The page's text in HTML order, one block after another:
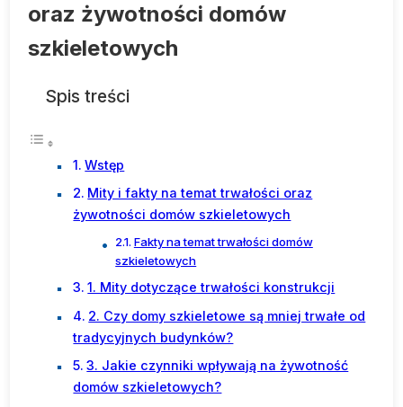
oraz żywotności domów
szkieletowych
Spis treści
Wstęp
Mity i fakty na temat trwałości oraz
żywotności domów szkieletowych
Fakty na temat trwałości domów
szkieletowych
1. Mity dotyczące trwałości konstrukcji
2. Czy domy szkieletowe są mniej trwałe od
tradycyjnych budynków?
3. Jakie czynniki wpływają na żywotność
domów szkieletowych?